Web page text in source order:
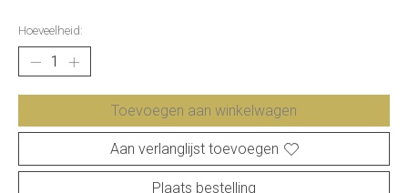
Hoeveelheid:
Toevoegen aan winkelwagen
Aan verlanglijst toevoegen
Plaats bestelling